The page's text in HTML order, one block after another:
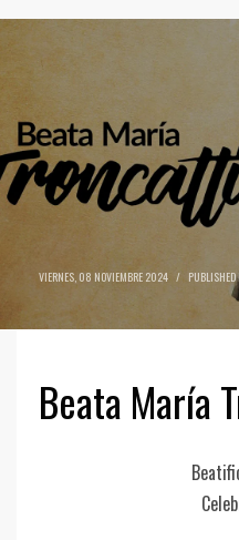
VIERNES, 08 NOVIEMBRE 2024 / PUBLISHED
Beata María